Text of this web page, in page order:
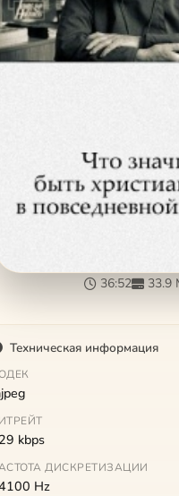
36:52 33.9
Техническая информация
kbps
ДИСКРЕТИЗАЦИИ
Hz